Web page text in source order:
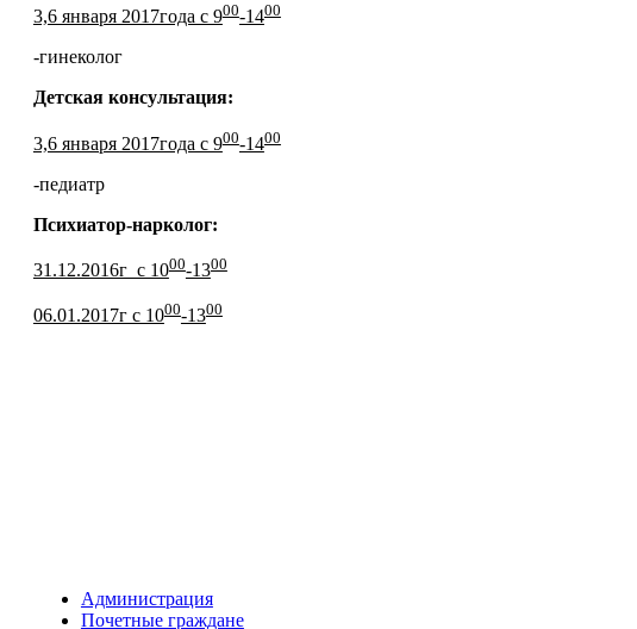
3,6 января 2017года с 900-1400
-гинеколог
Детская консультация:
3,6 января 2017года с 900-1400
-педиатр
Психиатор-нарколог:
31.12.2016г с 1000-1300
06.01.2017г с 1000-1300
Администрация
Почетные граждане